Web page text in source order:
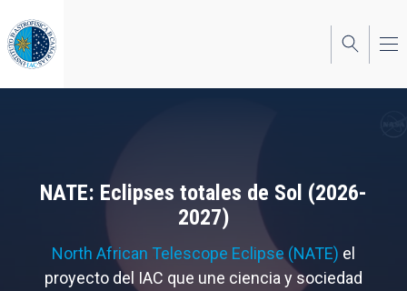
al
contenido
principal
NATE: Eclipses totales de Sol (2026-
2027)
North African Telescope Eclipse (NATE) el
proyecto del IAC que une ciencia y sociedad